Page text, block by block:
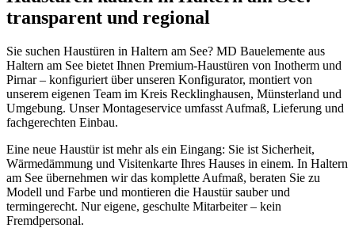
transparent und regional
Sie suchen Haustüren in Haltern am See? MD Bauelemente aus
Haltern am See bietet Ihnen Premium-Haustüren von Inotherm und
Pirnar – konfiguriert über unseren Konfigurator, montiert von
unserem eigenen Team im Kreis Recklinghausen, Münsterland und
Umgebung. Unser Montageservice umfasst Aufmaß, Lieferung und
fachgerechten Einbau.
Eine neue Haustür ist mehr als ein Eingang: Sie ist Sicherheit,
Wärmedämmung und Visitenkarte Ihres Hauses in einem. In Haltern
am See übernehmen wir das komplette Aufmaß, beraten Sie zu
Modell und Farbe und montieren die Haustür sauber und
termingerecht. Nur eigene, geschulte Mitarbeiter – kein
Fremdpersonal.